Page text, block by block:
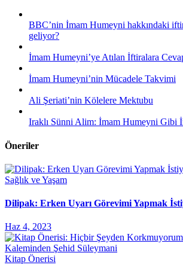
BBC’nin İmam Humeyni hakkındaki
geliyor?
İmam Humeyni’ye Atılan İftiralara
İmam Humeyni’nin Mücadele Takvimi
Ali Şeriati’nin Kölelere Mektubu
Iraklı Sünni Alim: İmam Humeyni Gibi
Öneriler
Sağlık ve Yaşam
Dilipak: Erken Uyarı Görevimi Yapmak
Haz 4, 2023
Kitap Önerisi